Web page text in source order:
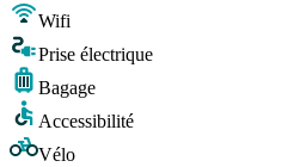
Wifi
Prise électrique
Bagage
Accessibilité
Vélo